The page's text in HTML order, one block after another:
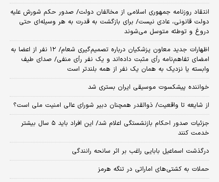
انتقاد روزنامه جمهوری اسلامی از مخالفان دولت/ صدور حکم شورش علیه
دولت قانونی، عادی نیست/ برای بازگشت به قدرت به هر وسیله‌ای حتی
دروغ و توطئه متوسل می‌شوند
اظهارات جدید معاون پزشکیان درباره تصمیم‌گیری شعام/ ۱۲ نفر از اعضا به
امضای تفاهم‌نامه رأی مثبت داده‌اند و یک نفر رأی منفی/ صدای طیف
وابسته یا نزدیک به همان یک نفر از همه بلندتر است
خواننده پیشکسوت موسیقی ایران بستری شد
از شایعه تا واقعیت/ ذوالقدر همچنان دبیر شورای ‌عالی امنیت ملی است؟
جزئیات صدور احکام بازنشستگی اعلام شد/ این افراد باید ۵ سال بیشتر
خدمت کنند
درگذشت اسماعیل بابایی راغب بر اثر سانحه رانندگی
حملات به کشتی‌های اماراتی در تنگه هرمز